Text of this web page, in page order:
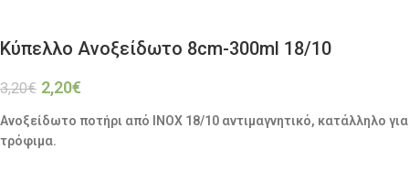
Κύπελλο Ανοξείδωτο 8cm-300ml 18/10
3,20€ 2,20€
Ανοξείδωτο ποτήρι από ΙΝΟΧ 18/10 αντιμαγνητικό, κατάλληλο για
τρόφιμα.